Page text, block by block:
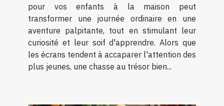
pour vos enfants à la maison peut
transformer une journée ordinaire en une
aventure palpitante, tout en stimulant leur
curiosité et leur soif d'apprendre. Alors que
les écrans tendent à accaparer l'attention des
plus jeunes, une chasse au trésor bien...